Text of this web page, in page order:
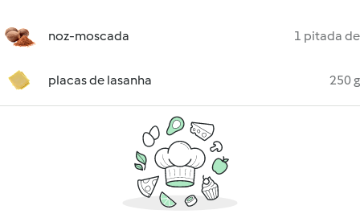
noz-moscada 1 pitada de
placas de lasanha 250 g